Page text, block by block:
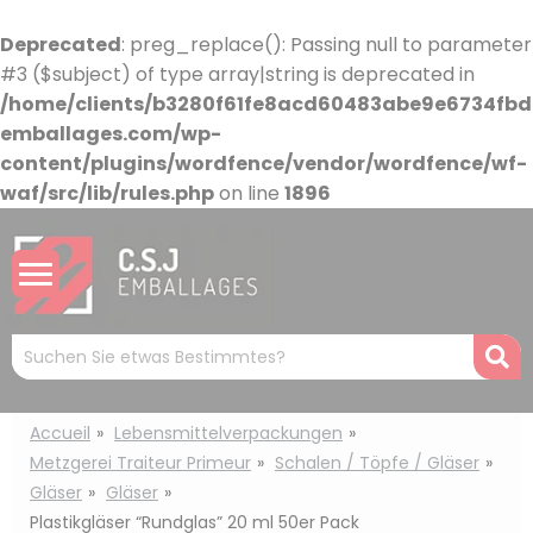
Deprecated: preg_replace(): Passing null to parameter
#3 ($subject) of type array|string is deprecated in
/home/clients/
emballages.com/wp-
content/plugins/wordfence/vendor/wordfence/wf-
waf/src/lib/rules.phpon line 1896
Mots
clés
:
Accueil
Lebensmittelverpackungen
Metzgerei Traiteur Primeur
Schalen / Töpfe / Gläser
Gläser
Gläser
Plastikgläser “Rundglas” 20 ml 50er Pack